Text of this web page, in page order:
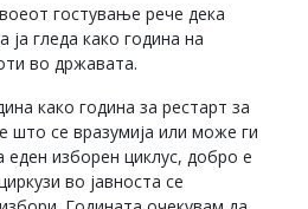
гостување рече дека
ја гледа како година на
во државата.
како година за рестарт за
што се вразумија или може ги
еден изборен циклус, добро е
во јавноста се